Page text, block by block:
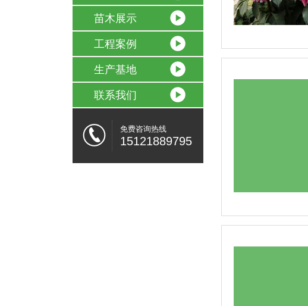
苗木展示
工程案例
生产基地
联系我们
免费咨询热线
15121889795